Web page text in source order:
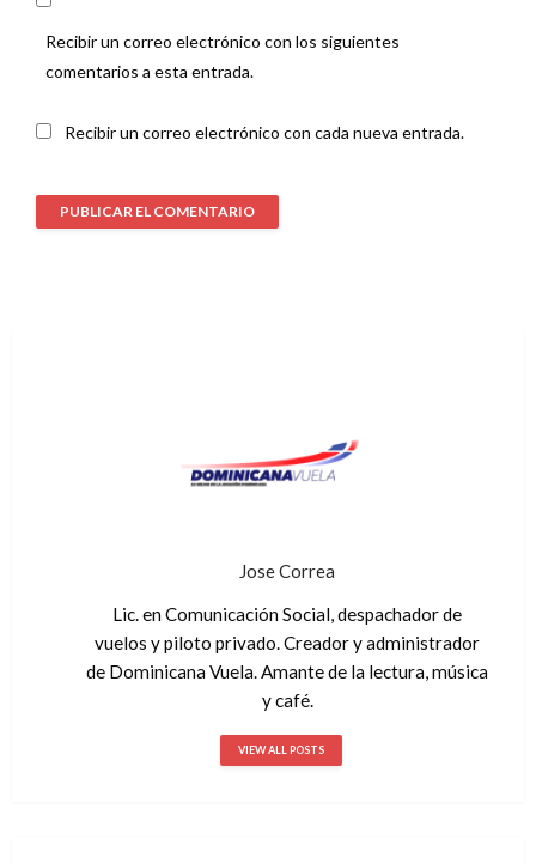
Recibir un correo electrónico con los siguientes
comentarios a esta entrada.
Recibir un correo electrónico con cada nueva entrada.
Jose Correa
Lic. en Comunicación Social, despachador de
vuelos y piloto privado. Creador y administrador
de Dominicana Vuela. Amante de la lectura, música
y café.
VIEW ALL POSTS